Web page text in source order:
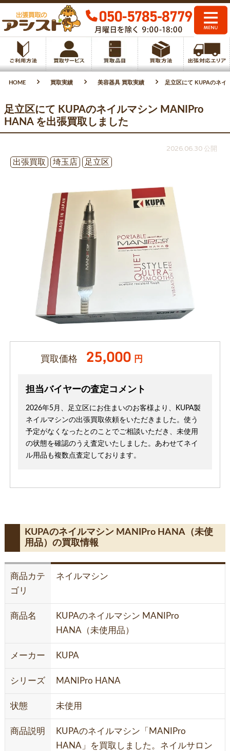
HOME 買取実績 美容器具 買取実績 足立区にて KUPAのネイ
足立区にて KUPAのネイルマシン MANIPro
HANA を出張買取しました
2026.06.30 公開
出張買取
埼玉店 足立区
買取価格 25,000 円
担当バイヤーの査定コメント
2026年5月、足立区にお住まいのお客様より、KUPA製
ネイルマシンの出張買取依頼をいただきました。使う
予定がなくなったとのことでご相談いただき、未使用
の状態を確認のうえ査定いたしました。あわせてネイ
ル用品も複数点査定しております。
KUPAのネイルマシン MANIPro HANA（未使
用品）の買取情報
商品カテ
ゴリ
ネイルマシン
商品名
KUPAのネイルマシン MANIPro
HANA（未使用品）
メーカー KUPA
シリーズ MANIPro HANA
状態 未使用
商品説明
KUPAのネイルマシン「MANIPro
HANA」を買取しました。ネイルサロン